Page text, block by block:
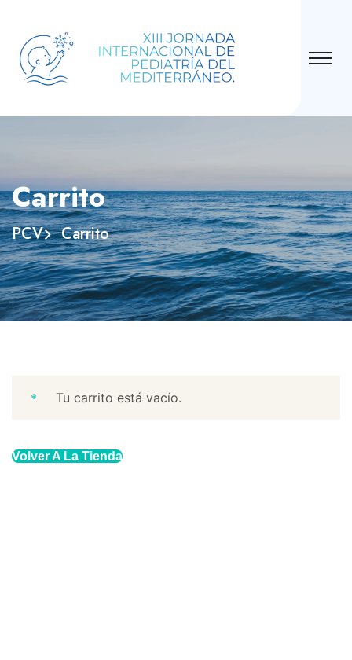
Carrito
PCV Carrito
Tu carrito está vacío.
Volver A La Tienda